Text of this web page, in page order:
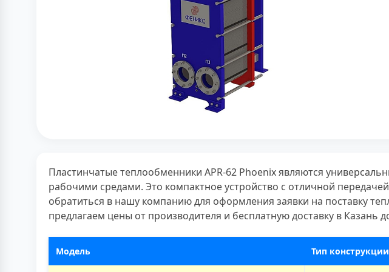
Пластинчатые теплообменники APR-62 Phoenix являются
рабочими средами. Это компактное устройство с отличной
обратиться в нашу компанию для оформления заявки на поставку
предлагаем цены от производителя и бесплатную доставку в Казань
Модель Тип конструкции